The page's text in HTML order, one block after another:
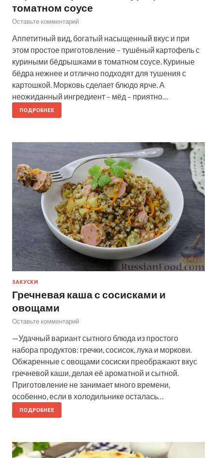
томатном соусе
Оставьте комментарий
Аппетитный вид, богатый насыщенный вкус и при
этом простое приготовление – тушёный картофель с
куриными бёдрышками в томатном соусе. Куриные
бёдра нежнее и отлично подходят для тушения с
картошкой. Морковь сделает блюдо ярче. А
неожиданный ингредиент – мёд – приятно…
ПОДРОБНЕЕ
ЗАКУСКИ
Гречневая каша с сосисками и
овощами
Оставьте комментарий
—Удачный вариант сытного блюда из простого
набора продуктов: гречки, сосисок, лука и моркови.
Обжаренные с овощами сосиски преображают вкус
гречневой каши, делая её ароматной и сытной.
Приготовление не занимает много времени,
особенно, если в холодильнике осталась…
ПОДРОБНЕЕ